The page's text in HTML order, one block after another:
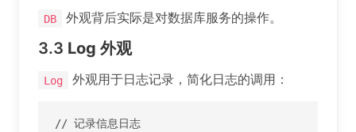
DB 外观背后实际是对数据库服务的操作。
3.3 Log 外观
Log 外观用于日志记录，简化日志的调用：
// 记录信息日志